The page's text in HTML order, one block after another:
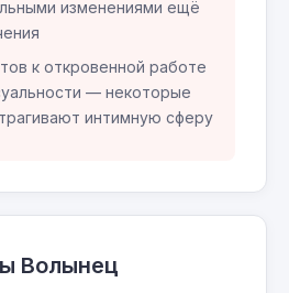
изменениями ещё
к откровенной работе
— некоторые
интимную сферу
Волынец